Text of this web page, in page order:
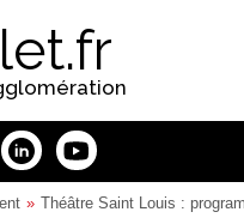
Théâtre Saint Louis :